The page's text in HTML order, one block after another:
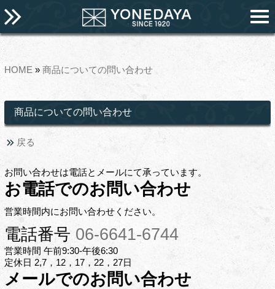
HOME » 商品についての問い合わせ
商品についての問い合わせ
戻る
お問い合わせは電話とメールにて承っています。
お電話でのお問い合わせ
営業時間内にお問い合わせください。
電話番号 06-6641-6744
営業時間 午前9:30-午後6:30
定休日 2,7，12，17，22，27日
メールでのお問い合わせ